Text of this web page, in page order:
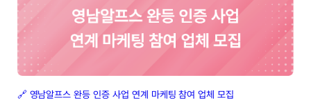
🔗 영남알프스 완등 인증 사업 연계 마케팅 참여 업체 모집